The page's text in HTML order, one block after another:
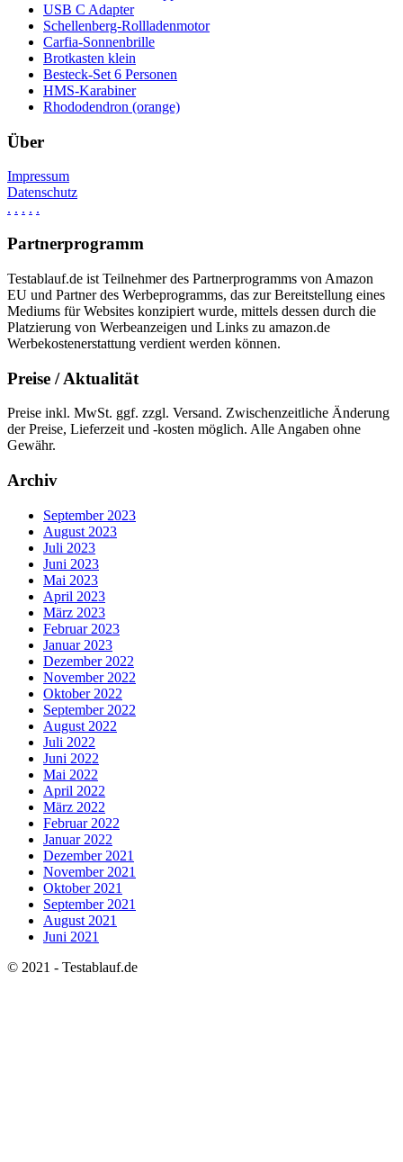
USB C Adapter
Schellenberg-Rollladenmotor
Carfia-Sonnenbrille
Brotkasten klein
Besteck-Set 6 Personen
HMS-Karabiner
Rhododendron (orange)
Über
Impressum
Datenschutz
. . . . .
Partnerprogramm
Testablauf.de ist Teilnehmer des Partnerprogramms von Amazon
EU und Partner des Werbeprogramms, das zur Bereitstellung eines
Mediums für Websites konzipiert wurde, mittels dessen durch die
Platzierung von Werbeanzeigen und Links zu amazon.de
Werbekostenerstattung verdient werden können.
Preise / Aktualität
Preise inkl. MwSt. ggf. zzgl. Versand. Zwischenzeitliche Änderung
der Preise, Lieferzeit und -kosten möglich. Alle Angaben ohne
Gewähr.
Archiv
September 2023
August 2023
Juli 2023
Juni 2023
Mai 2023
April 2023
März 2023
Februar 2023
Januar 2023
Dezember 2022
November 2022
Oktober 2022
September 2022
August 2022
Juli 2022
Juni 2022
Mai 2022
April 2022
März 2022
Februar 2022
Januar 2022
Dezember 2021
November 2021
Oktober 2021
September 2021
August 2021
Juni 2021
© 2021 - Testablauf.de